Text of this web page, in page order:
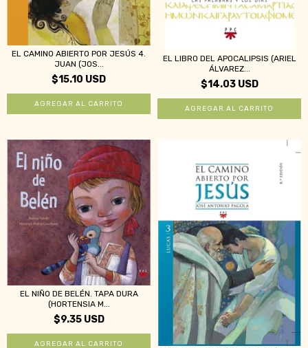
EL CAMINO ABIERTO POR JESÚS 4.
JUAN (JOS...
$15.10 USD
EL LIBRO DEL APOCALIPSIS (ARIEL
ÁLVAREZ...
$14.03 USD
EL NIÑO DE BELÉN. TAPA DURA
(HORTENSIA M...
$9.35 USD